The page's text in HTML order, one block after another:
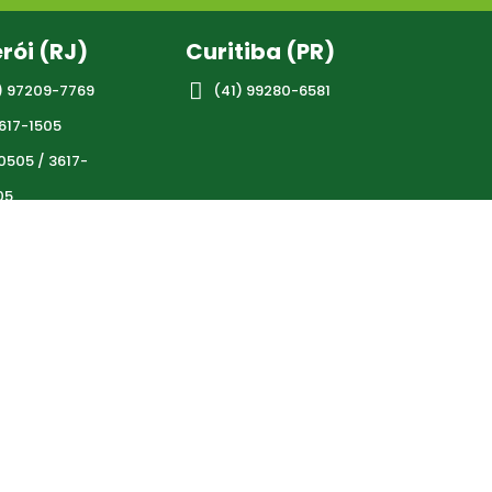
(RJ)
97209-7769
1505
/ 3617-
Curitiba (PR)
 (41) 99280-6581